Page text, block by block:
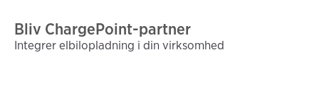
Bliv ChargePoint-partner
Integrer elbilopladning i din virksomhed